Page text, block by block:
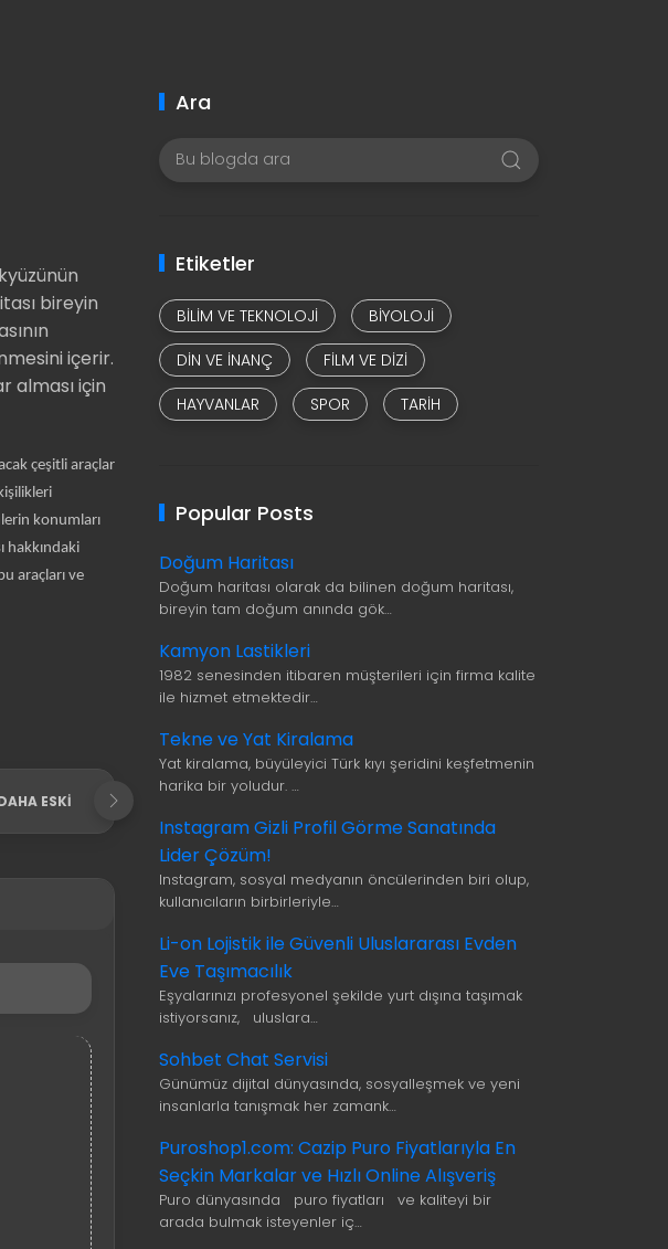
bireyin
içerir.
alması için
çeşitli araçlar
konumları
hakkındaki
araçları ve
ESKI
Ara
Etiketler
BILIM VE TEKNOLOJI
BIYOLOJI
DIN VE INANÇ
FILM VE DIZI
HAYVANLAR
SPOR TARIH
Popular Posts
Doğum Haritası
Doğum haritası olarak da bilinen doğum haritası,
bireyin tam doğum anında gök…
Kamyon Lastikleri
1982 senesinden itibaren müşterileri için firma kalite
ile hizmet etmektedir…
Tekne ve Yat Kiralama
Yat kiralama, büyüleyici Türk kıyı şeridini keşfetmenin
harika bir yoludur. …
Instagram Gizli Profil Görme Sanatında
Lider Çözüm!
Instagram, sosyal medyanın öncülerinden biri olup,
kullanıcıların birbirleriyle…
Li-on Lojistik ile Güvenli Uluslararası Evden
Eve Taşımacılık
Eşyalarınızı profesyonel şekilde yurt dışına taşımak
istiyorsanız, uluslara…
Sohbet Chat Servisi
Günümüz dijital dünyasında, sosyalleşmek ve yeni
insanlarla tanışmak her zamank…
Puroshop1.com: Cazip Puro Fiyatlarıyla En
Seçkin Markalar ve Hızlı Online Alışveriş
Puro dünyasında puro fiyatları ve kaliteyi bir
arada bulmak isteyenler iç…